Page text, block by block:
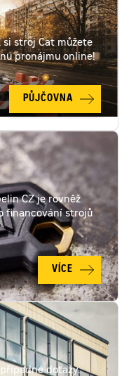
si stroj Cat můžete
pronájmu online!
PŮJČOVNA
CZ je rovněž
financování strojů
VÍCE
dotazy.